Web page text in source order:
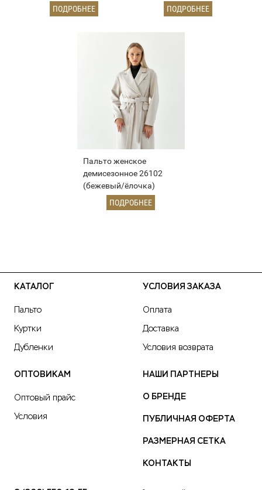
ПОДРОБНЕЕ
ПОДРОБНЕЕ
Пальто женское
демисезонное 26102
(бежевый/ёлочка)
ПОДРОБНЕЕ
КАТАЛОГ
Пальто
Куртки
Дубленки
УСЛОВИЯ ЗАКАЗА
Оплата
Доставка
Условия возврата
ОПТОВИКАМ
Оптовый прайс
Условия
НАШИ ПАРТНЕРЫ
О БРЕНДЕ
ПУБЛИЧНАЯ ОФЕРТА
РАЗМЕРНАЯ СЕТКА
КОНТАКТЫ